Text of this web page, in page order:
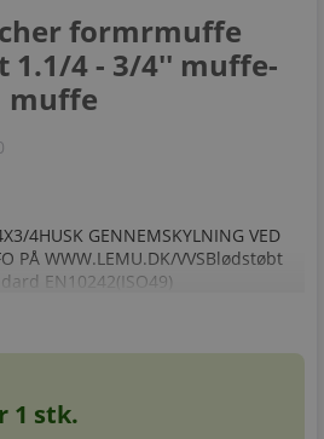
formrmuffe
1.1/4 - 3/4'' muffe-
muffe
4HUSK GENNEMSKYLNING VED
PÅ WWW.LEMU.DK/VVSBlødstøbt
EN10242(ISO49)
1 stk.